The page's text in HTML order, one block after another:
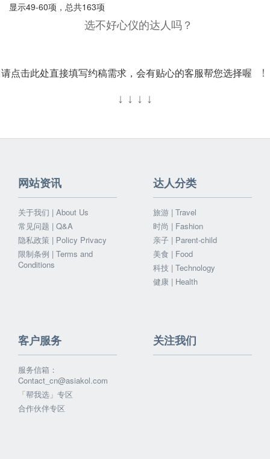
显示49-60项，总共163项
选不好心仪的达人吗？
请点击此处直接填写约稿需求，会有贴心的客服帮您选择喔 ！
↓ ↓ ↓ ↓
网站资讯
关于我们 | About Us
常见问题 | Q&A
隐私政策 | Policy Privacy
限制条例 | Terms and
Conditions
达人分类
旅游 | Travel
时尚 | Fashion
亲子 | Parent-child
美食 | Food
科技 | Technology
健康 | Health
客户服务
服务信箱：
Contact_cn@asiakol.com
「帮我选」专区
合作伙伴专区
关注我们